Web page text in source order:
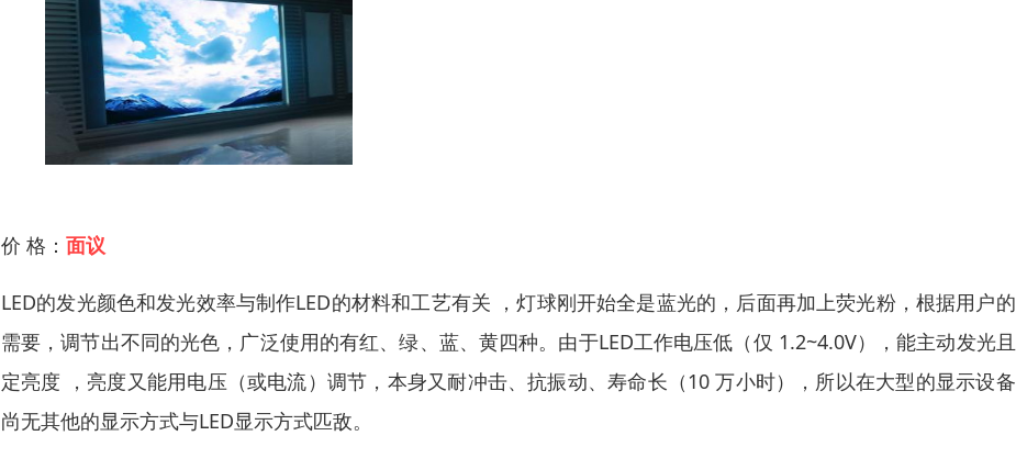
价 格： 面议
LED的发光颜色和发光效率与制作LED的材料和工艺有关 ，灯球刚开始全是蓝光的，后面再加上荧光粉，根据用户
需要，调节出不同的光色，广泛使用的有红、绿、蓝、黄四种。由于LED工作电压低（仅 1.2~4.0V），能主动发光
定亮度 ，亮度又能用电压（或电流）调节，本身又耐冲击、抗振动、寿命长（10 万小时），所以在大型的显示设
尚无其他的显示方式与LED显示方式匹敌。